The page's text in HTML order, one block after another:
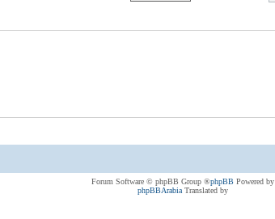
Powered by
phpBB
® Forum Software © phpBB Group
Translated by
phpBBArabia